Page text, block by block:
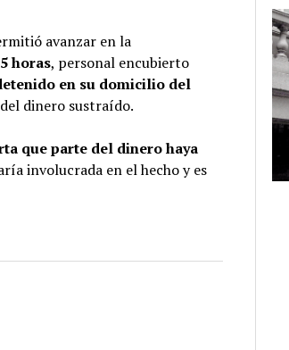
avanzar en la
horas, personal encubierto
en su domicilio del
dinero sustraído.
que parte del dinero haya
involucrada en el hecho y es